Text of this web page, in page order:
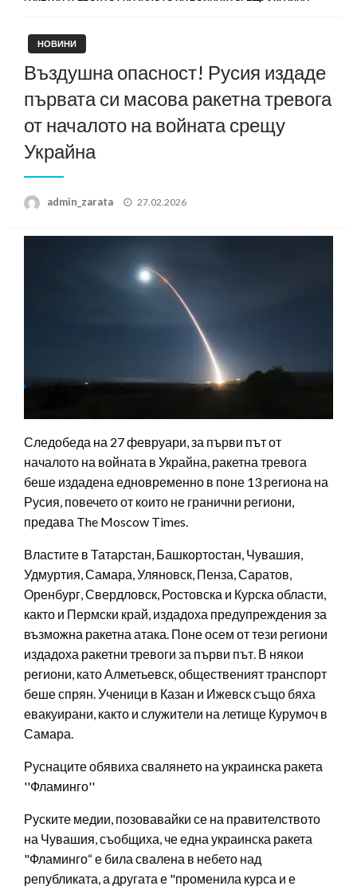
НОВИНИ
Въздушна опасност! Русия издаде
първата си масова ракетна тревога
от началото на войната срещу
Украйна
admin_zarata
Posted
27.02.2026
Следобеда на 27 февруари, за първи път от
началото на войната в Украйна, ракетна тревога
беше издадена едновременно в поне 13 региона на
Русия, повечето от които не гранични региони,
предава The Moscow Times.
Властите в Татарстан, Башкортостан, Чувашия,
Удмуртия, Самара, Уляновск, Пенза, Саратов,
Оренбург, Свердловск, Ростовска и Курска области,
както и Пермски край, издадоха предупреждения за
възможна ракетна атака. Поне осем от тези региони
издадоха ракетни тревоги за първи път. В някои
региони, като Алметьевск, общественият транспорт
беше спрян. Ученици в Казан и Ижевск също бяха
евакуирани, както и служители на летище Курумоч в
Самара.
Руснаците обявиха свалянето на украинска ракета
''Фламинго''
Руските медии, позовавайки се на правителството
на Чувашия, съобщиха, че една украинска ракета
"Фламинго“ е била свалена в небето над
републиката, а другата е "променила курса и е